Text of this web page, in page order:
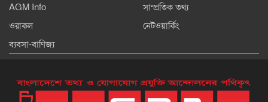
AGM Info
সাম্প্রতিক তথ্য
ওরাকল
নেটওয়ার্কিং
ব্যবসা-বাণিজ্য